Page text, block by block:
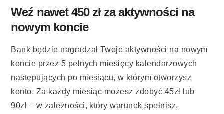
Weź nawet 450 zł za aktywności na
nowym koncie
Bank będzie nagradzał Twoje aktywności na nowym
koncie przez 5 pełnych miesięcy kalendarzowych
następujących po miesiącu, w którym otworzysz
konto. Za każdy miesiąc możesz zdobyć 45zł lub
90zł – w zależności, który warunek spełnisz.